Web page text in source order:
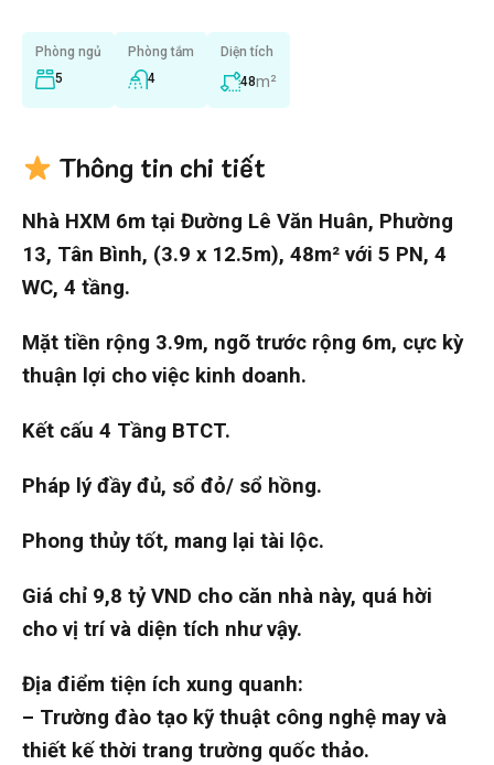
Phòng ngủ
5
Phòng tắm
4
Diện tích
48m²
Thông tin chi tiết
Nhà HXM 6m tại Đường Lê Văn Huân, Phường
13, Tân Bình, (3.9 x 12.5m), 48m² với 5 PN, 4
WC, 4 tầng.
Mặt tiền rộng 3.9m, ngõ trước rộng 6m, cực kỳ
thuận lợi cho việc kinh doanh.
Kết cấu 4 Tầng BTCT.
Pháp lý đầy đủ, sổ đỏ/ sổ hồng.
Phong thủy tốt, mang lại tài lộc.
Giá chỉ 9,8 tỷ VND cho căn nhà này, quá hời
cho vị trí và diện tích như vậy.
Địa điểm tiện ích xung quanh:
– Trường đào tạo kỹ thuật công nghệ may và
thiết kế thời trang trường quốc thảo.